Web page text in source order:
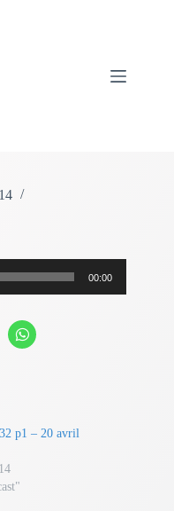
00:00
p1 – 20 avril